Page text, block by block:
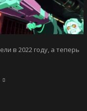
в 2022 году, а теперь